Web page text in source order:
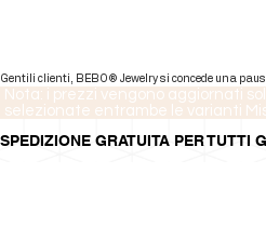
Nota: i prezzi vengono aggiornati
selezionate entrambe le varianti
SPEDIZIONE GRATUITA PER TUTTI